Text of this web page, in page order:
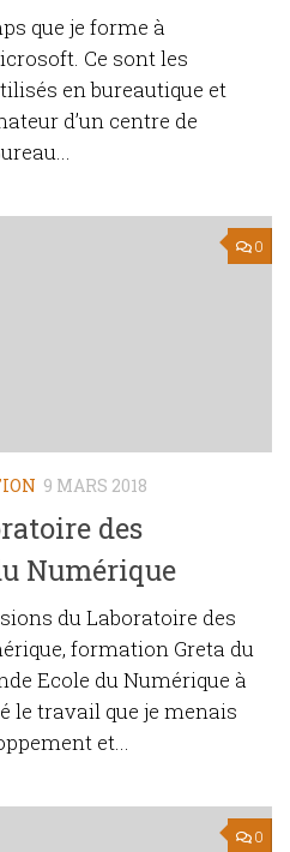
que je forme à
Ce sont les
en bureautique et
d’un centre de
0
9 MARS 2018
des
Numérique
du Laboratoire des
formation Greta du
Ecole du Numérique à
le travail que je menais
et...
0